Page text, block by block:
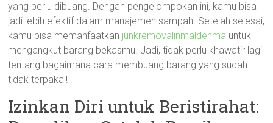
yang perlu dibuang. Dengan pengelompokan ini, kamu bisa
jadi lebih efektif dalam manajemen sampah. Setelah selesai,
kamu bisa memanfaatkan junkremovalinmaldenma untuk
mengangkut barang bekasmu. Jadi, tidak perlu khawatir lagi
tentang bagaimana cara membuang barang yang sudah
tidak terpakai!
Izinkan Diri untuk Beristirahat: